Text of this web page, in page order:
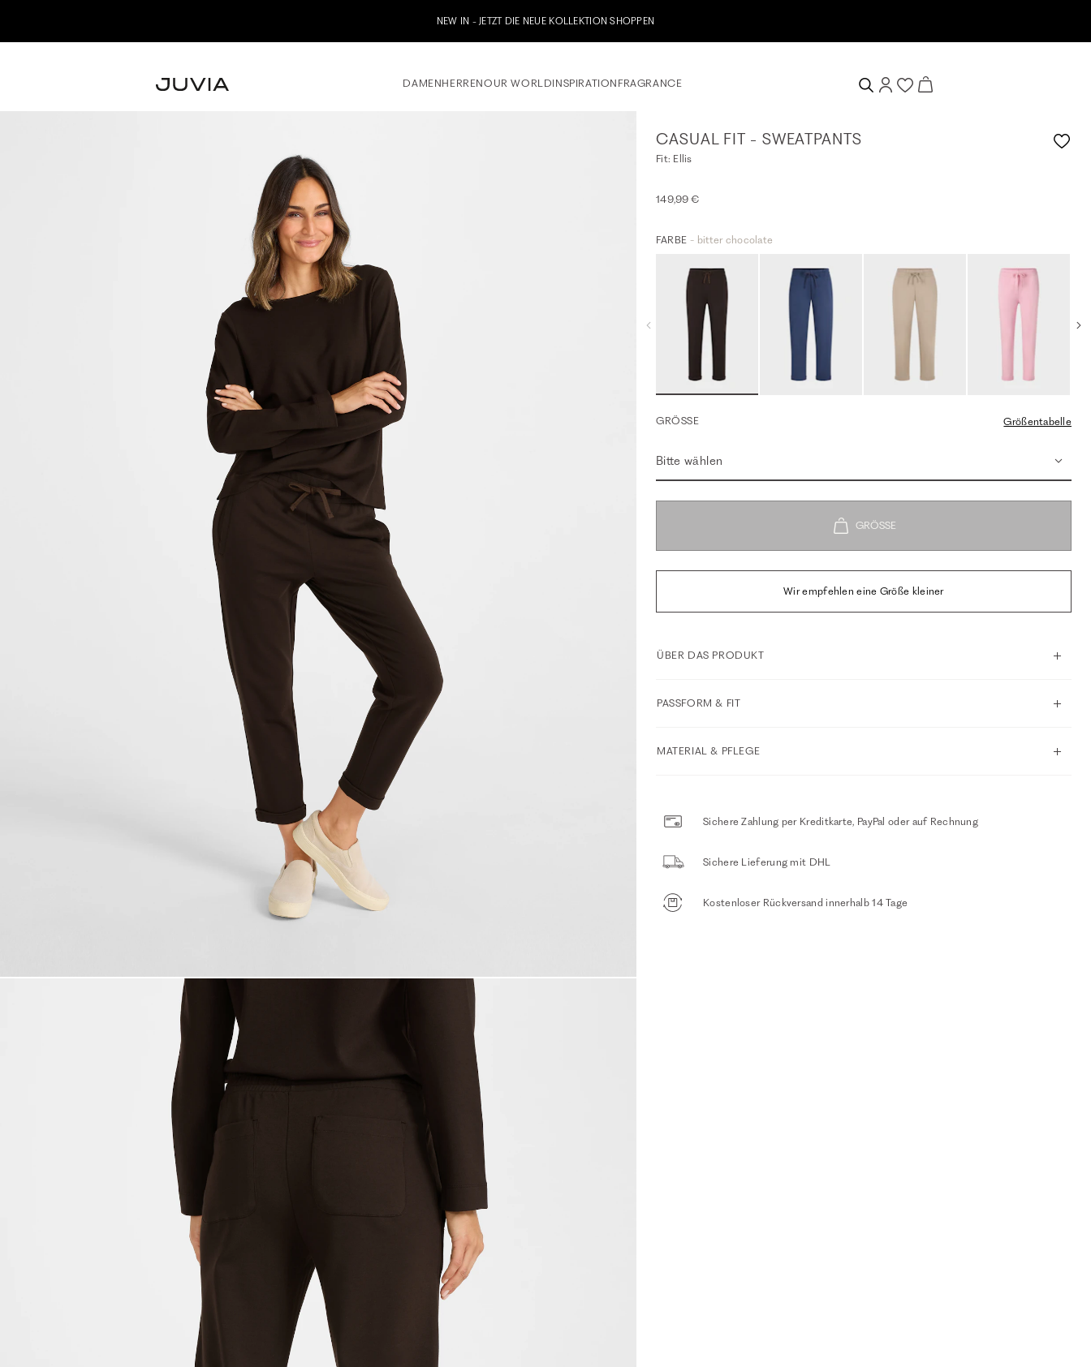
Jetzt zu unserem Whatsapp Newsletter anmelden & 10% Willkommensgutschein erhalten
DAMENHERRENOUR WORLDINSPIRATION FRAGRANCE
CASUAL FIT - SWEATPANTS
Fit: Ellis
149,99 €
FARBE - bitter chocolate
GRÖSSE Größentabelle
Bitte wählen
Wir empfehlen eine Größe kleiner
ÜBER DAS PRODUKT
PASSFORM & FIT
MATERIAL & PFLEGE
Sichere Zahlung per Kreditkarte, PayPal oder auf Rechnung
Sichere Lieferung mit DHL
Kostenloser Rückversand innerhalb 14 Tage